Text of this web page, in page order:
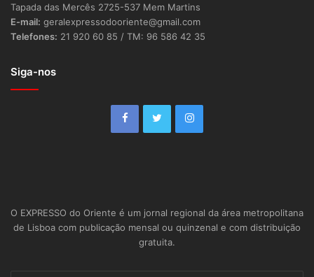
Tapada das Mercês 2725-537 Mem Martins
E-mail: geralexpressodooriente@gmail.com
Telefones: 21 920 60 85 / TM: 96 586 42 35
Siga-nos
O EXPRESSO do Oriente é um jornal regional da área metropolitana
de Lisboa com publicação mensal ou quinzenal e com distribuição
gratuita.